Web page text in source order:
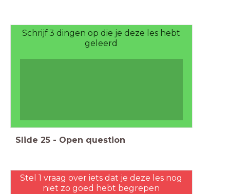
Schrijf 3 dingen op die je deze les hebt
geleerd
Slide 25 - Open question
Stel 1 vraag over iets dat je deze les nog
niet zo goed hebt begrepen